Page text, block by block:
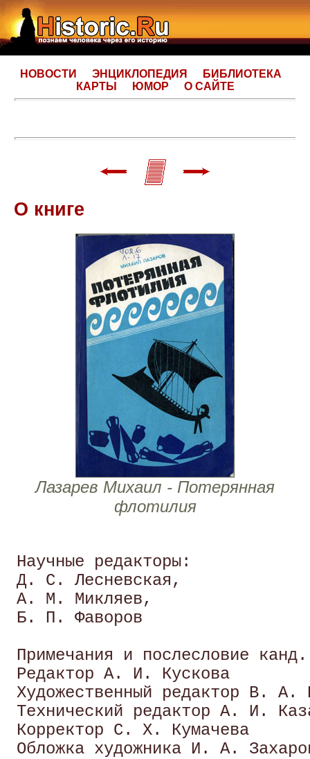
НОВОСТИ ЭНЦИКЛОПЕДИЯ
БИБЛИОТЕКА
КАРТЫ
ЮМОР О САЙТЕ
О книге
Лазарев Михаил - Потерянная
флотилия
Научные редакторы:
Д. С. Лесневская,
А. М. Микляев,
Б. П. Фаворов
Примечания и послесловие
Редактор А. И. Кускова
Художественный редактор В. А.
Технический редактор А. И.
Корректор С. X. Кумачева
Обложка художника И. А.